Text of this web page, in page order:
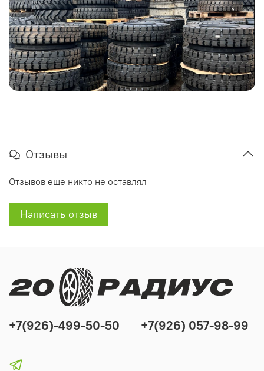
Отзывы
Отзывов еще никто не оставлял
Написать отзыв
+7(926)-499-50-50 +7(926) 057-98-99